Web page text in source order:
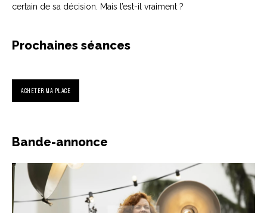
certain de sa décision. Mais l’est-il vraiment ?
Prochaines séances
ACHETER MA PLACE
Bande-annonce